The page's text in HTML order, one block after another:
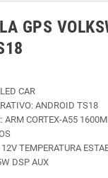
GPS
CAR
ANDROID TS18
ARM CORTEX-A55
TEMPERATURA
DSP AUX